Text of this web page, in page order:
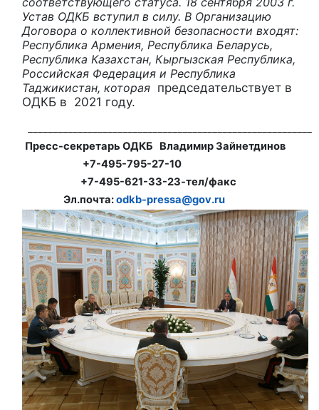
Устав ОДКБ вступил в силу. В Организацию
Договора о коллективной безопасности входят:
Республика Армения, Республика Беларусь,
Республика Казахстан, Кыргызская Республика,
Российская Федерация и Республика
Таджикистан, которая председательствует в
ОДКБ в 2021 году.
Пресс-секретарь ОДКБ Владимир Зайнетдинов
+7-495-795-27-10
+7-495-621-33-23-тел/факс
Эл.почта:odkb-pressa@gov.ru